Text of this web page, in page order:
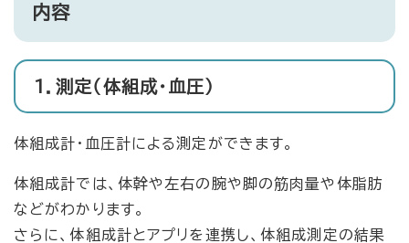
内容
1．測定（体組成・血圧）
体組成計・血圧計による測定ができます。
体組成計では、体幹や左右の腕や脚の筋肉量や体脂肪
などがわかります。
さらに、体組成計とアプリを連携し、体組成測定の結果